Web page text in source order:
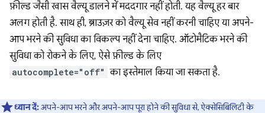
फ़ील्ड जैसी खास वैल्यू डालने में मददगार नहीं होती. यह वैल्यू हर बार
अलग होती है. साथ ही, ब्राउज़र को वैल्यू सेव नहीं करनी चाहिए या अपने-
आप भरने की सुविधा का विकल्प नहीं देना चाहिए. ऑटोमैटिक भरने की
सुविधा को रोकने के लिए, ऐसे फ़ील्ड के लिए
autocomplete="off" का इस्तेमाल किया जा सकता है.
ध्यान दें:अपने-आप भरने और अपने-आप पूरा होने की सुविधा से, ऐक्सेसिबिलिटी के